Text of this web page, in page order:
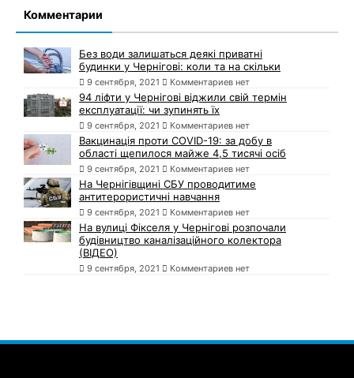
Комментарии
Без води залишаться деякі приватні
будинки у Чернігові: коли та на скільки
9 сентября, 2021 Комментариев нет
94 ліфти у Чернігові віджили свій термін
експлуатації: чи зупинять їх
9 сентября, 2021 Комментариев нет
Вакцинація проти COVID-19: за добу в
області щепилося майже 4,5 тисячі осіб
9 сентября, 2021 Комментариев нет
На Чернігівщині СБУ проводитиме
антитерористичні навчання
9 сентября, 2021 Комментариев нет
На вулиці Фікселя у Чернігові розпочали
будівництво каналізаційного колектора
(ВІДЕО)
9 сентября, 2021 Комментариев нет